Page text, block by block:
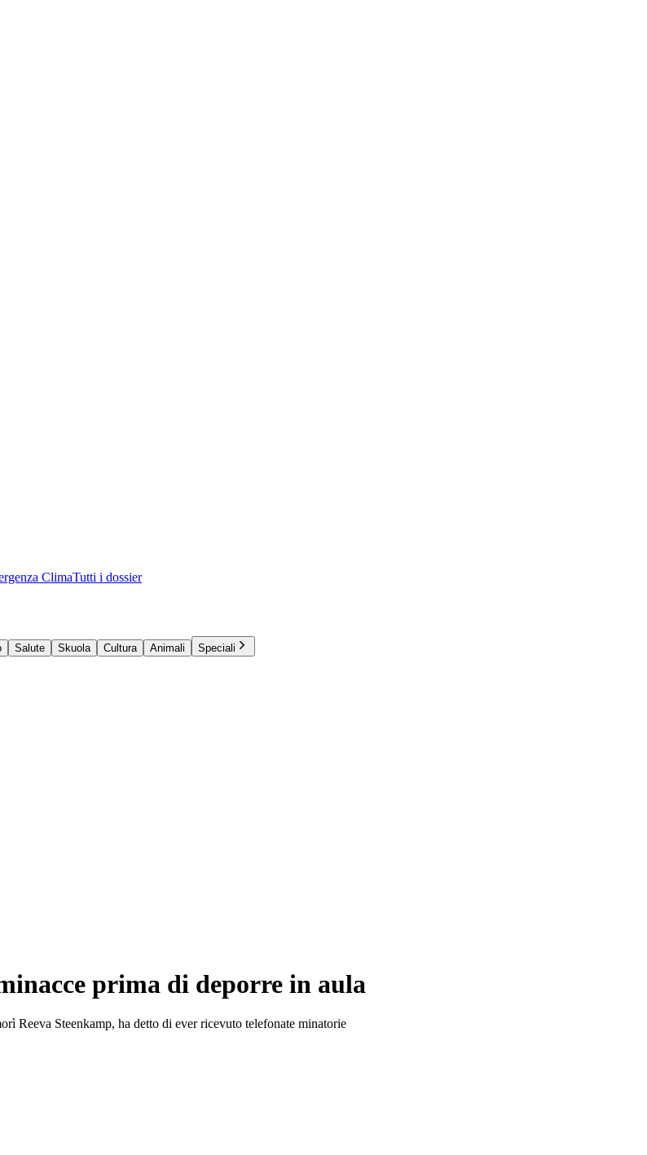
ClimaTutti i dossier
Salute Skuola Cultura Animali
Speciali
prima di deporre in aula
Reeva Steenkamp, ha detto di ever ricevuto telefonate minatorie